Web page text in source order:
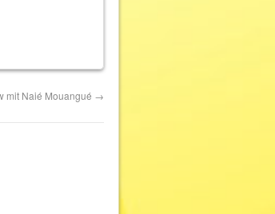
mit Naié Mouangué →